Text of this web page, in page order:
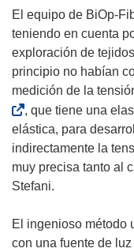
El equipo de BiOp-
teniendo en cuenta
exploración de
principio no habían
medición de la
, que tiene una
elástica, para
indirectamente la
muy precisa tanto al
Stefani.
El ingenioso método
con una fuente de